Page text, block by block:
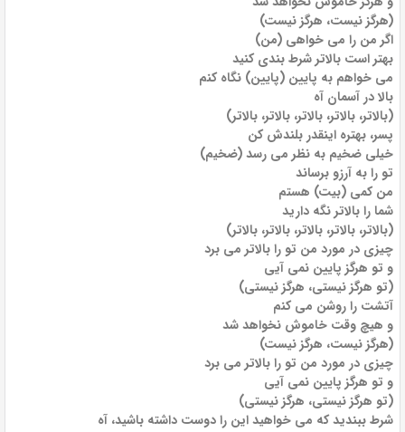
(هرگز نیست، هرگز نیست)
اگر من را می خواهی (من)
بهتر است بالاتر شرط بندی کنید
می خواهم به پایین (پایین) نگاه کنم
بالا در آسمان آه
(بالاتر، بالاتر، بالاتر، بالاتر، بالاتر)
پسر، بهتره اینقدر بلندش کن
خیلی ضخیم به نظر می رسد (ضخیم)
تو را به آرزو برساند
من کمی (بیت) هستم
شما را بالاتر نگه دارید
(بالاتر، بالاتر، بالاتر، بالاتر، بالاتر)
چیزی در مورد من تو را بالاتر می برد
و تو هرگز پایین نمی آیی
(تو هرگز نیستی، هرگز نیستی)
آتشت را روشن می کنم
و هیچ وقت خاموش نخواهد شد
(هرگز نیست، هرگز نیست)
چیزی در مورد من تو را بالاتر می برد
و تو هرگز پایین نمی آیی
(تو هرگز نیستی، هرگز نیستی)
شرط ببندید که می خواهید این را دوست داشته باشید، آه